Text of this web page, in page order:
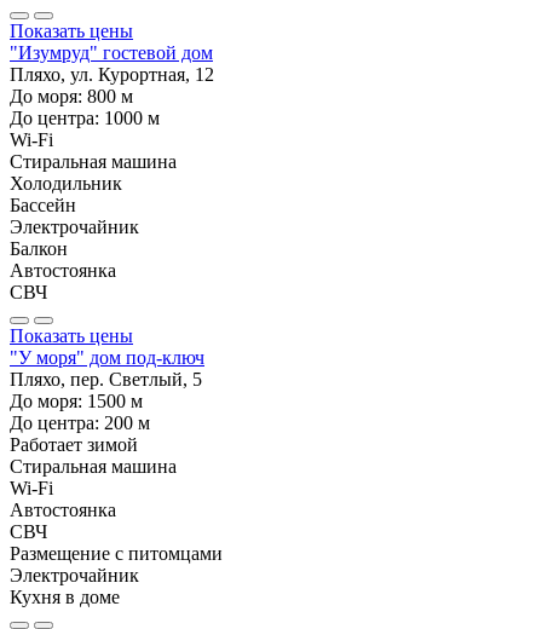
Показать цены
"Изумруд" гостевой дом
Пляхо, ул. Курортная, 12
До моря: 800 м
До центра: 1000 м
Wi-Fi
Стиральная машина
Холодильник
Бассейн
Электрочайник
Балкон
Автостоянка
СВЧ
Показать цены
"У моря" дом под-ключ
Пляхо, пер. Светлый, 5
До моря: 1500 м
До центра: 200 м
Работает зимой
Стиральная машина
Wi-Fi
Автостоянка
СВЧ
Размещение с питомцами
Электрочайник
Кухня в доме